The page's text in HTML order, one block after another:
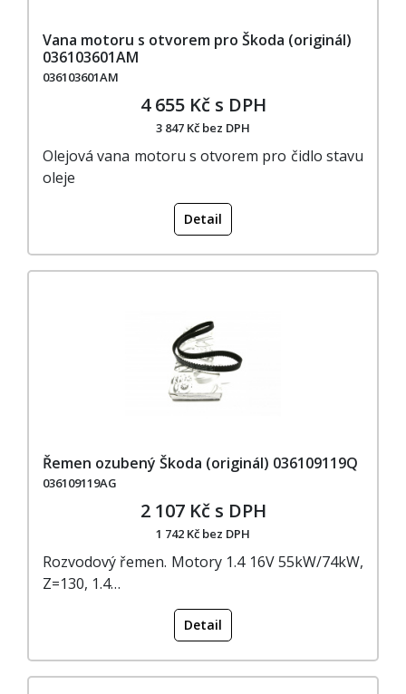
Vana motoru s otvorem pro Škoda (originál)
036103601AM
036103601AM
4 655 Kč s DPH
3 847 Kč bez DPH
Olejová vana motoru s otvorem pro čidlo stavu
oleje
Detail
Řemen ozubený Škoda (originál) 036109119Q
036109119AG
2 107 Kč s DPH
1 742 Kč bez DPH
Rozvodový řemen. Motory 1.4 16V 55kW/74kW,
Z=130, 1.4…
Detail